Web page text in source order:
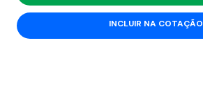
INCLUIR NA COTAÇÃO